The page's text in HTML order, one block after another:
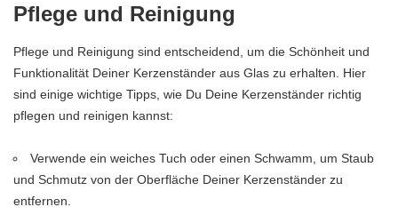
Pflege und Reinigung
Pflege und Reinigung sind entscheidend, um die Schönheit und
Funktionalität Deiner Kerzenständer aus Glas zu erhalten. Hier
sind einige wichtige Tipps, wie Du Deine Kerzenständer richtig
pflegen und reinigen kannst:
Verwende ein weiches Tuch oder einen Schwamm, um Staub
und Schmutz von der Oberfläche Deiner Kerzenständer zu
entfernen.